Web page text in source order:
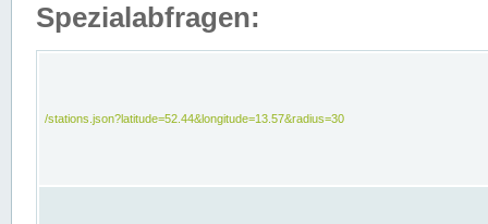
Spezialabfragen:
/stations.json?latitude=52.44&longitude=13.57&radius=30